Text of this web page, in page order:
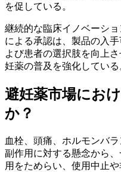
を促している。
継続的な臨床イノベーシ
による承認は、製品の入
よび患者の選択肢を向上
妊薬の普及を強化している
避妊薬市場にお
か？
血栓、頭痛、ホルモンバ
副作用に対する懸念から
用をためらい、使用中止